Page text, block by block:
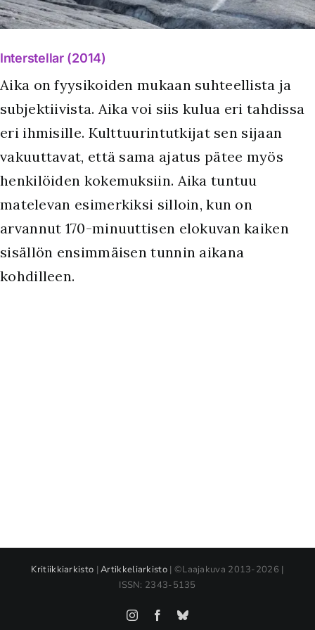
Interstellar (2014)
Aika on fyysikoiden mukaan suhteellista ja
subjektiivista. Aika voi siis kulua eri tahdissa
eri ihmisille. Kulttuurintutkijat sen sijaan
vakuuttavat, että sama ajatus pätee myös
henkilöiden kokemuksiin. Aika tuntuu
matelevan esimerkiksi silloin, kun on
arvannut 170-minuuttisen elokuvan kaiken
sisällön ensimmäisen tunnin aikana
kohdilleen.
Kritiikkiarkisto |Artikkeliarkisto | ©Laajakuva 2013-2026 |
ISSN: 2343-5135
InstagramFacebookBluesky